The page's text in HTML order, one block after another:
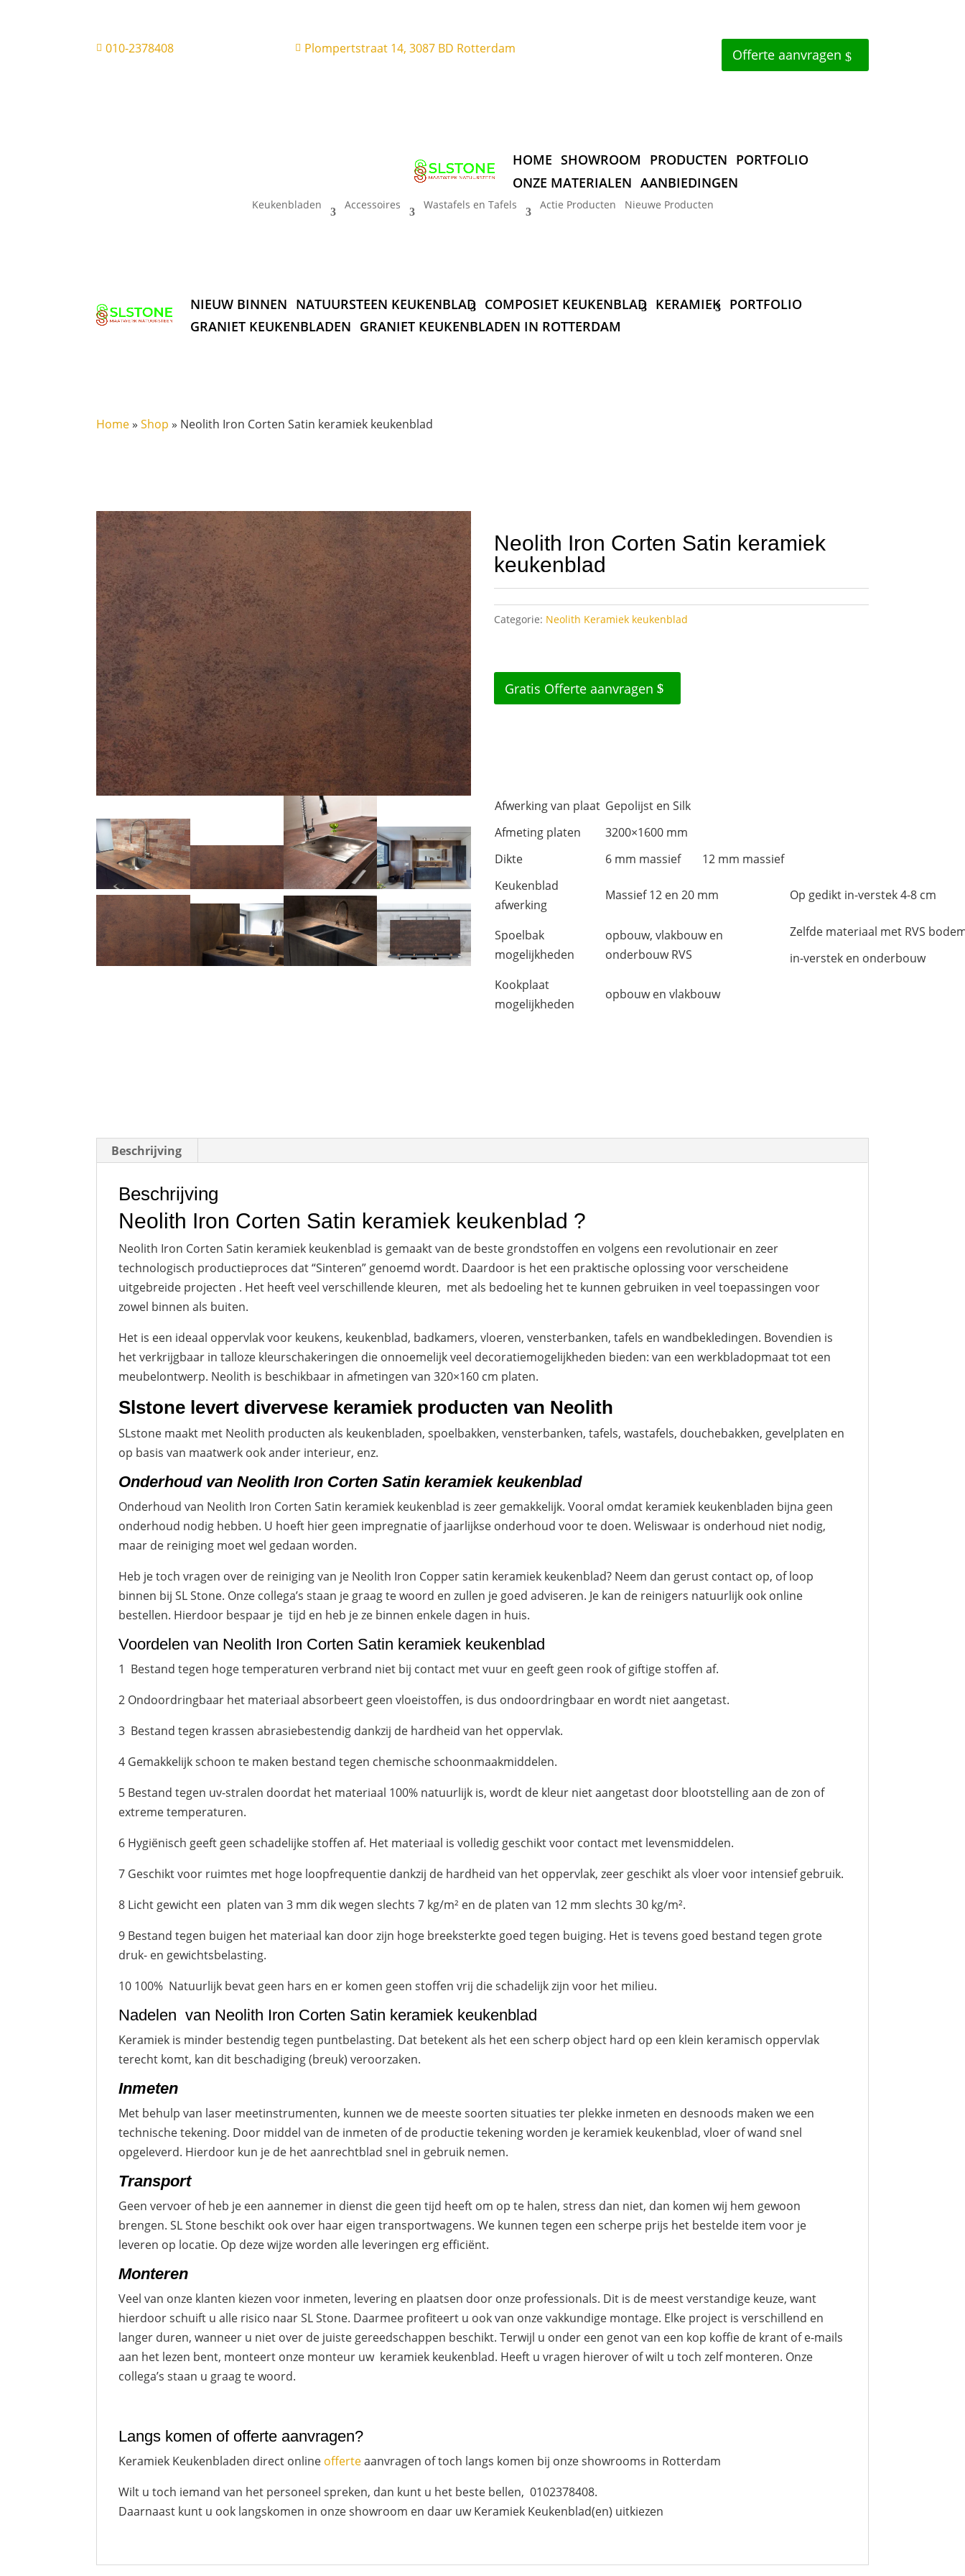
 010-2378408  Plompertstraat 14, 3087 BD Rotterdam Offerte aanvragen
HOME SHOWROOM PRODUCTEN PORTFOLIO
ONZE MATERIALEN AANBIEDINGEN
Keukenbladen Accessoires Wastafels en Tafels Actie Producten Nieuwe Producten
NIEUW BINNEN NATUURSTEEN KEUKENBLAD COMPOSIET KEUKENBLAD KERAMIEK PORTFOLIO
GRANIET KEUKENBLADEN GRANIET KEUKENBLADEN IN ROTTERDAM
Home»Shop » Neolith Iron Corten Satin keramiek keukenblad
Neolith Iron Corten Satin keramiek
keukenblad
Categorie: Neolith Keramiek keukenblad
Gratis Offerte aanvragen
Afwerking van plaat Gepolijst en Silk
Afmeting platen
3200×1600 mm
Dikte
6 mm massief
12 mm massief
Keukenblad
afwerking
Massief 12 en 20 mm Op gedikt in-verstek 4-8 cm
Spoelbak
mogelijkheden
opbouw, vlakbouw en
onderbouw RVS
Zelfde materiaal met RVS
in-verstek en onderbouw
Kookplaat
mogelijkheden
opbouw en vlakbouw
Beschrijving
Beschrijving
Neolith Iron Corten Satin keramiek keukenblad ?
Neolith Iron Corten Satin keramiek keukenblad is gemaakt van de beste grondstoffen en volgens een revolutionair en zeer
technologisch productieproces dat “Sinteren” genoemd wordt. Daardoor is het een praktische oplossing voor verscheidene
uitgebreide projecten . Het heeft veel verschillende kleuren, met als bedoeling het te kunnen gebruiken in veel toepassingen voor
zowel binnen als buiten.
Het is een ideaal oppervlak voor keukens, keukenblad, badkamers, vloeren, vensterbanken, tafels en wandbekledingen. Bovendien is
het verkrijgbaar in talloze kleurschakeringen die onnoemelijk veel decoratiemogelijkheden bieden: van een werkbladopmaat tot een
meubelontwerp. Neolith is beschikbaar in afmetingen van 320×160 cm platen.
Slstone levert divervese keramiek producten van Neolith
SLstone maakt met Neolith producten als keukenbladen, spoelbakken, vensterbanken, tafels, wastafels, douchebakken, gevelplaten en
op basis van maatwerk ook ander interieur, enz.
Onderhoud van Neolith Iron Corten Satin keramiek keukenblad
Onderhoud van Neolith Iron Corten Satin keramiek keukenblad is zeer gemakkelijk. Vooral omdat keramiek keukenbladen bijna geen
onderhoud nodig hebben. U hoeft hier geen impregnatie of jaarlijkse onderhoud voor te doen. Weliswaar is onderhoud niet nodig,
maar de reiniging moet wel gedaan worden.
Heb je toch vragen over de reiniging van je Neolith Iron Copper satin keramiek keukenblad? Neem dan gerust contact op, of loop
binnen bij SL Stone. Onze collega’s staan je graag te woord en zullen je goed adviseren. Je kan de reinigers natuurlijk ook online
bestellen. Hierdoor bespaar je tijd en heb je ze binnen enkele dagen in huis.
Voordelen van Neolith Iron Corten Satin keramiek keukenblad
1 Bestand tegen hoge temperaturen verbrand niet bij contact met vuur en geeft geen rook of giftige stoffen af.
2 Ondoordringbaar het materiaal absorbeert geen vloeistoffen, is dus ondoordringbaar en wordt niet aangetast.
3 Bestand tegen krassen abrasiebestendig dankzij de hardheid van het oppervlak.
4 Gemakkelijk schoon te maken bestand tegen chemische schoonmaakmiddelen.
5 Bestand tegen uv-stralen doordat het materiaal 100% natuurlijk is, wordt de kleur niet aangetast door blootstelling aan de zon of
extreme temperaturen.
6 Hygiënisch geeft geen schadelijke stoffen af. Het materiaal is volledig geschikt voor contact met levensmiddelen.
7 Geschikt voor ruimtes met hoge loopfrequentie dankzij de hardheid van het oppervlak, zeer geschikt als vloer voor intensief gebruik.
8 Licht gewicht een platen van 3 mm dik wegen slechts 7 kg/m² en de platen van 12 mm slechts 30 kg/m².
9 Bestand tegen buigen het materiaal kan door zijn hoge breeksterkte goed tegen buiging. Het is tevens goed bestand tegen grote
druk- en gewichtsbelasting.
10 100% Natuurlijk bevat geen hars en er komen geen stoffen vrij die schadelijk zijn voor het milieu.
Nadelen van Neolith Iron Corten Satin keramiek keukenblad
Keramiek is minder bestendig tegen puntbelasting. Dat betekent als het een scherp object hard op een klein keramisch oppervlak
terecht komt, kan dit beschadiging (breuk) veroorzaken.
Inmeten
Met behulp van laser meetinstrumenten, kunnen we de meeste soorten situaties ter plekke inmeten en desnoods maken we een
technische tekening. Door middel van de inmeten of de productie tekening worden je keramiek keukenblad, vloer of wand snel
opgeleverd. Hierdoor kun je de het aanrechtblad snel in gebruik nemen.
Transport
Geen vervoer of heb je een aannemer in dienst die geen tijd heeft om op te halen, stress dan niet, dan komen wij hem gewoon
brengen. SL Stone beschikt ook over haar eigen transportwagens. We kunnen tegen een scherpe prijs het bestelde item voor je
leveren op locatie. Op deze wijze worden alle leveringen erg efficiënt.
Monteren
Veel van onze klanten kiezen voor inmeten, levering en plaatsen door onze professionals. Dit is de meest verstandige keuze, want
hierdoor schuift u alle risico naar SL Stone. Daarmee profiteert u ook van onze vakkundige montage. Elke project is verschillend en
langer duren, wanneer u niet over de juiste gereedschappen beschikt. Terwijl u onder een genot van een kop koffie de krant of e-mails
aan het lezen bent, monteert onze monteur uw keramiek keukenblad. Heeft u vragen hierover of wilt u toch zelf monteren. Onze
collega’s staan u graag te woord.
Langs komen of offerte aanvragen?
Keramiek Keukenbladen direct online offerteaanvragen of toch langs komen bij onze showrooms in Rotterdam
Wilt u toch iemand van het personeel spreken, dan kunt u het beste bellen, 0102378408.
Daarnaast kunt u ook langskomen in onze showroom en daar uw Keramiek Keukenblad(en) uitkiezen